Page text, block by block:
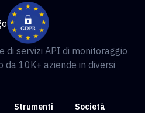
di servizi API di monitoraggio
10K+ aziende in diversi
Strumenti
Società